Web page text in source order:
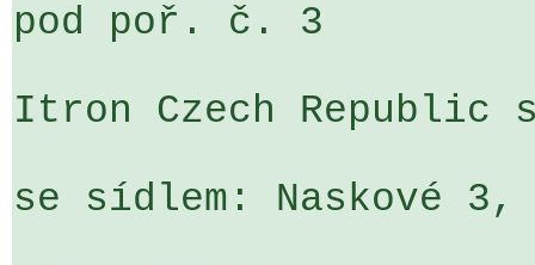
pod poř. č. 3
Itron Czech Republic
se sídlem: Naskové 3,